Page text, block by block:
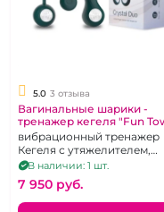
5.0 3 отзыва
Вагинальные шарики -
тренажер кегеля "Fun
Crystal Duo
вибрационный тренажер
Кегеля с утяжелителем,
одинарный шарик в
комплекте, темно-зеленый,
перезаряжаемый
В наличии: 1 шт.
7 950 pуб.